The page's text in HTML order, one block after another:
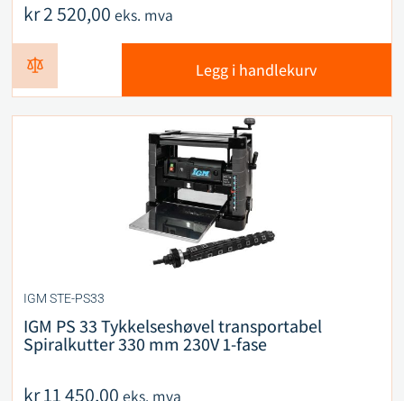
kr2 520,00 eks. mva
Legg i handlekurv
IGM STE-PS33
IGM PS 33 Tykkelseshøvel transportabel
Spiralkutter 330 mm 230V 1-fase
kr11 450,00 eks. mva